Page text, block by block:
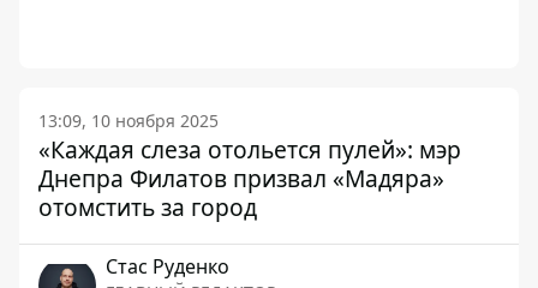
13:09, 10 ноября 2025
«Каждая слеза отольется пулей»: мэр
Днепра Филатов призвал «Мадяра»
отомстить за город
Стаc Руденко